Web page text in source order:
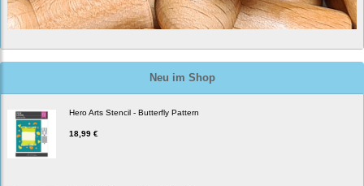
Neu im Shop
Hero Arts Stencil - Butterfly Pattern
18,99 €